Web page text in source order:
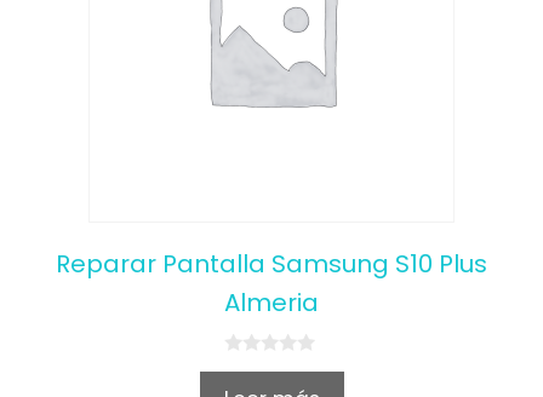
Reparar Pantalla Samsung S10 Plus
Almeria
0